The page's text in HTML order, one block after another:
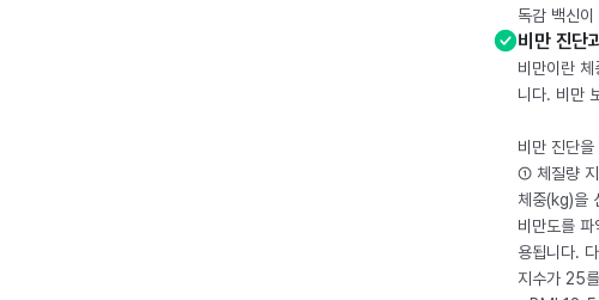
독감 백신
비만 진단
비만이란
니다. 비만
비만 진단
① 체질량
체중(kg)을
비만도를
용됩니다.
지수가 25